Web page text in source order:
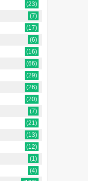
(23)
(7)
(17)
(6)
(16)
(66)
(29)
(26)
(20)
(7)
(21)
(13)
(12)
(1)
(4)